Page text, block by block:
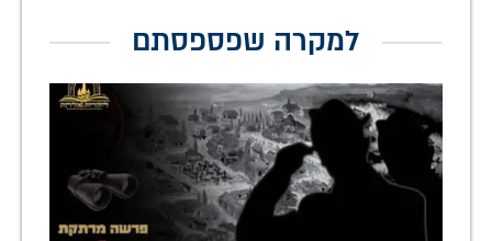
למקרה שפספסתם